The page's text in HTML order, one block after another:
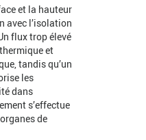
et la hauteur
avec l’isolation
flux trop élevé
et
tandis qu’un
les
dans
s’effectue
de